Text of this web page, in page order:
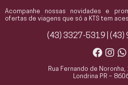
Acompanhe nossas novidades e
ofertas de viagens que só a KTS tem
(43) 3327-5319 |
Rua Fernando de
Londrina PR –